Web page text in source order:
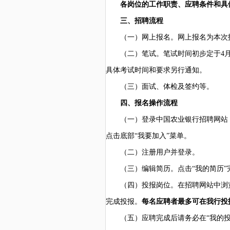
各岗位的工作职责、应聘条件和
三、招聘流程
（一）网上报名。网上报名为本
（二）笔试。笔试时间初步定于4
具体考试时间和要求另行通知。
（三）面试、体检及签约等。
四、报名操作流程
（一）登录中国农业银行招聘网站
点击底部“我要加入”菜单。
（二）注册用户并登录。
（三）编辑简历。点击“我的简历”
（四）投报岗位。在招聘网站中
完成投报。 每名应聘者最多可在我行
（五）应聘完成后请务必在“我的